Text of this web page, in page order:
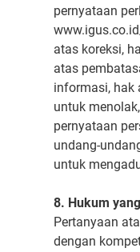
pernyataan
atas koreksi,
atas
informasi, hak
untuk
pernyataan
undang-
untuk
8. Hukum
Pertanyaan
dengan